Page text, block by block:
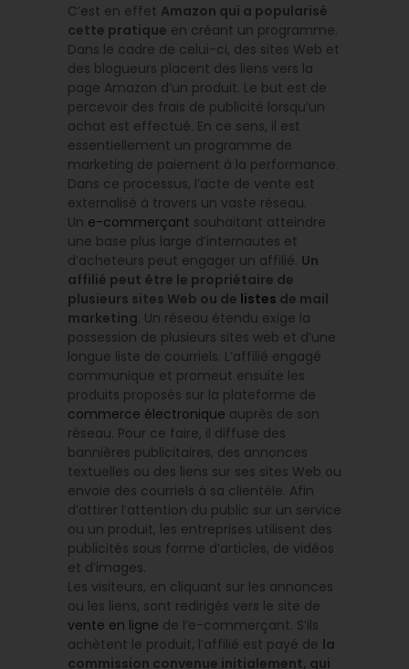
C’est en effet Amazon qui a popularisé
cette pratique en créant un programme.
Dans le cadre de celui-ci, des sites Web et
des blogueurs placent des liens vers la
page Amazon d’un produit. Le but est de
percevoir des frais de publicité lorsqu’un
achat est effectué. En ce sens, il est
essentiellement un programme de
marketing de paiement à la performance.
Dans ce processus, l’acte de vente est
externalisé à travers un vaste réseau.
Un e-commerçant souhaitant atteindre
une base plus large d’internautes et
d’acheteurs peut engager un affilié. Un
affilié peut être le propriétaire de
plusieurs sites Web ou de listes de mail
marketing. Un réseau étendu exige la
possession de plusieurs sites web et d’une
longue liste de courriels. L’affilié engagé
communique et promeut ensuite les
produits proposés sur la plateforme de
commerce électronique auprès de son
réseau. Pour ce faire, il diffuse des
bannières publicitaires, des annonces
textuelles ou des liens sur ses sites Web ou
envoie des courriels à sa clientèle. Afin
d’attirer l’attention du public sur un service
ou un produit, les entreprises utilisent des
publicités sous forme d’articles, de vidéos
et d’images.
Les visiteurs, en cliquant sur les annonces
ou les liens, sont redirigés vers le site de
vente en ligne de l’e-commerçant. S’ils
achètent le produit, l’affilié est payé de la
commission convenue initialement, qui